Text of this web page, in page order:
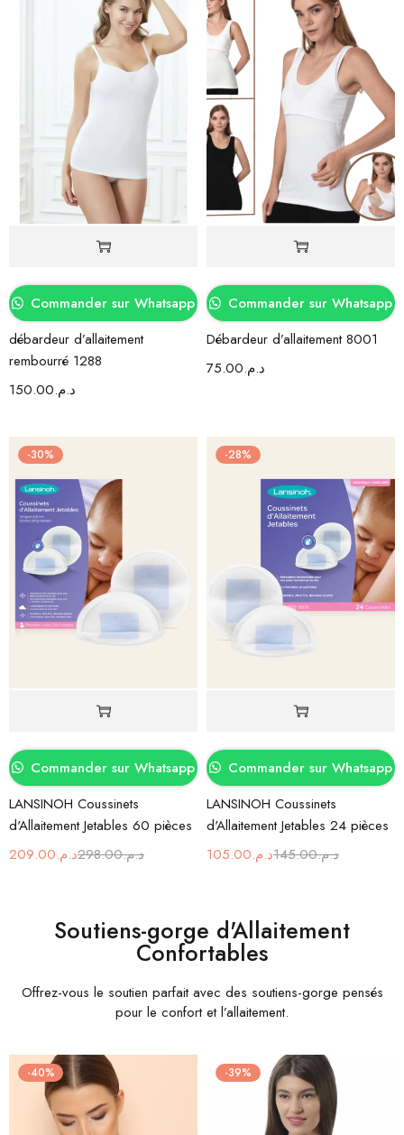
Commander sur Whatsapp
débardeur d’allaitement
rembourré 1288
د.م.150.00
Commander sur Whatsapp
Débardeur d’allaitement 8001
د.م.75.00
-30%
Commander sur Whatsapp
LANSINOH Coussinets
d'Allaitement Jetables 60 pièces
د.م.298.00د.م.209.00
-28%
Commander sur Whatsapp
LANSINOH Coussinets
d'Allaitement Jetables 24 pièces
د.م.145.00د.م.105.00
Soutiens-gorge d'Allaitement
Confortables
Offrez-vous le soutien parfait avec des soutiens-gorge pensés
pour le confort et l’allaitement.
-40% -39%